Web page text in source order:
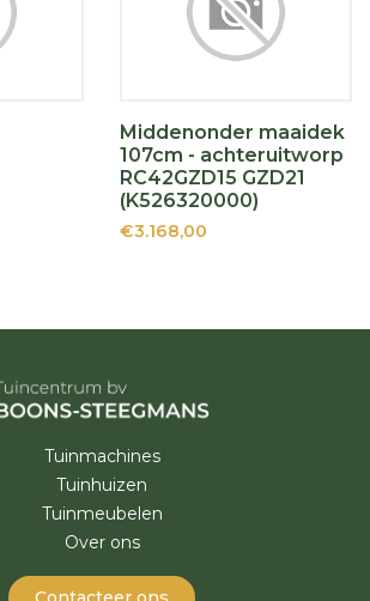
Middenonder maaidek
107cm - achteruitworp
RC42GZD15 GZD21
(K526320000)
€3.168,00
Tuinmachines
Tuinhuizen
Tuinmeubelen
Over ons